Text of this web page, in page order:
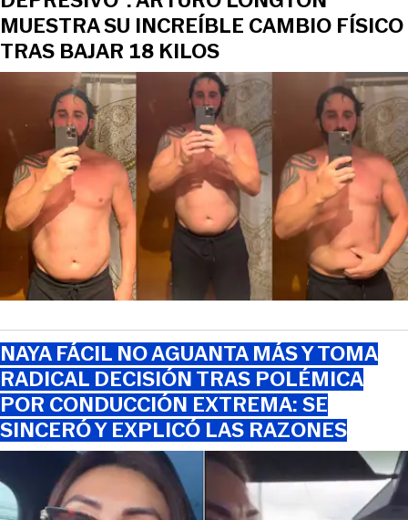
MUESTRA SU INCREÍBLE CAMBIO FÍSICO
TRAS BAJAR 18 KILOS
NAYA FÁCIL NO AGUANTA MÁS Y TOMA
RADICAL DECISIÓN TRAS POLÉMICA
POR CONDUCCIÓN EXTREMA: SE
SINCERÓ Y EXPLICÓ LAS RAZONES